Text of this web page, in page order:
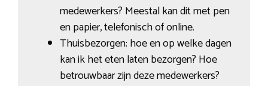
medewerkers? Meestal kan dit met pen
en papier, telefonisch of online.
Thuisbezorgen: hoe en op welke dagen
kan ik het eten laten bezorgen? Hoe
betrouwbaar zijn deze medewerkers?